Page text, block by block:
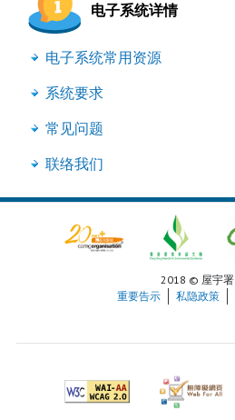
电子系统详情
电子系统常用资源
系统要求
常见问题
联络我们
2018 © 屋宇署
重要告示
私隐政策